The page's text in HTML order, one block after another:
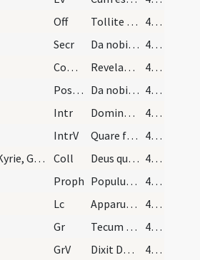
Off Tollite portas principes vestras
41 (11r)
Secr Da nobis quaesumus omnipotens Deus ut sicut adoranda
41 (11r)
Comm Revelabitur gloria Domini
41 (11r)
Postcomm Da nobis Domine quaesumus unigeniti Filii tui recensita
41 (11r)
Intr Dominus dixit ad me
41 (11r)
IntrV Quare fremuerunt gentes
41 (11r)
Kyrie, Gloria in excelsis de beata Virgine sollem… Coll Deus qui hanc sacratissimam noctem veri luminis
41 (11r)
Proph Populus gentium qui ambulabat in tenebris
41 (11r)
Lc Apparuit gratia Dei Salvatoris nostri
41 (11r)
Gr Tecum principium in die virtutis tuae
42 (11v)
GrV Dixit Dominus Domino meo
42 (11v)